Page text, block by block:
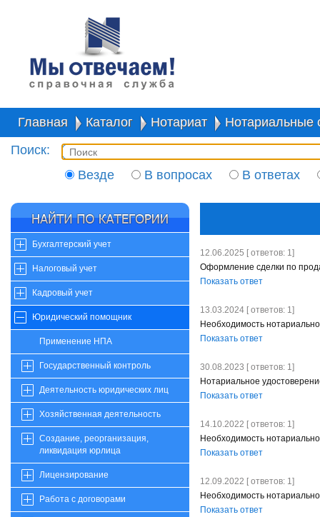
Главная Каталог Нотариат
Нотариальные
Поиск:
Везде
В вопросах В ответах
Бухгалтерский учет
Налоговый учет
Кадровый учет
Юридический помощник
Применение НПА
Государственный контроль
Деятельность юридических лиц
Хозяйственная деятельность
Создание, реорганизация,
ликвидация юрлица
Лицензирование
Работа с договорами
12.06.2025 [ ответов: 1]
Оформление сделки по
Показать ответ
13.03.2024 [ ответов: 1]
Необходимость
Показать ответ
30.08.2023 [ ответов: 1]
Нотариальное
Показать ответ
14.10.2022 [ ответов: 1]
Необходимость
Показать ответ
12.09.2022 [ ответов: 1]
Необходимость
Показать ответ